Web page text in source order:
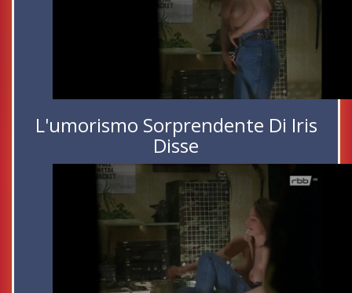
L'umorismo Sorprendente Di Iris
Disse